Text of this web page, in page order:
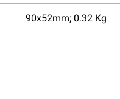
90x52mm; 0.32 Kg